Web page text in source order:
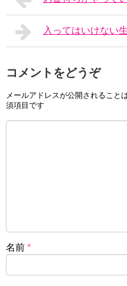
入ってはいけない
コメントをどうぞ
メールアドレスが公開されること
須項目です
名前 *